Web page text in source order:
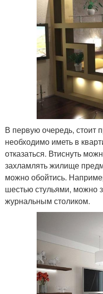
В первую очередь, стоит
необходимо иметь в
отказаться. Втиснуть
захламлять жилище
можно обойтись.
шестью стульями, можно
журнальным столиком.